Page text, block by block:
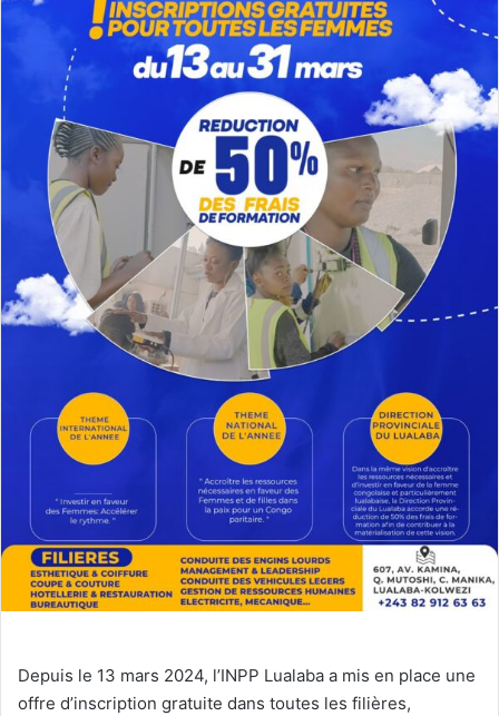
Depuis le 13 mars 2024, l’INPP Lualaba a mis en place une
offre d’inscription gratuite dans toutes les filières,